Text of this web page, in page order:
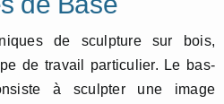
de sculpture sur bois,
de travail particulier. Le bas-
à sculpter une image